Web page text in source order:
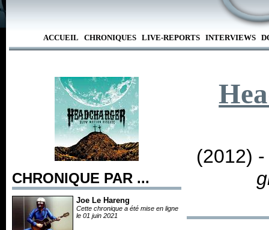
ACCUEIL CHRONIQUES LIVE-REPORTS INTERVIEWS
CHRONIQUE PAR ...
Joe Le Hareng
Cette chronique a été mise en ligne
le 01 juin 2021
(2012)